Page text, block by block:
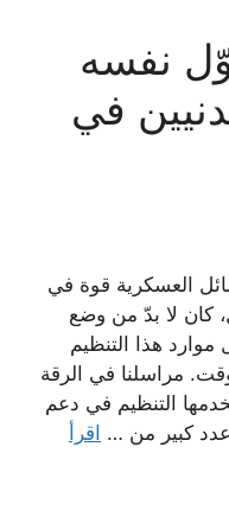
نفسه
في
العسكرية قوة في
كان لا بدّ من وضع
هذا التنظيم
مراسلنا في الرقة
التنظيم في دعم
كبير من … اقرأ